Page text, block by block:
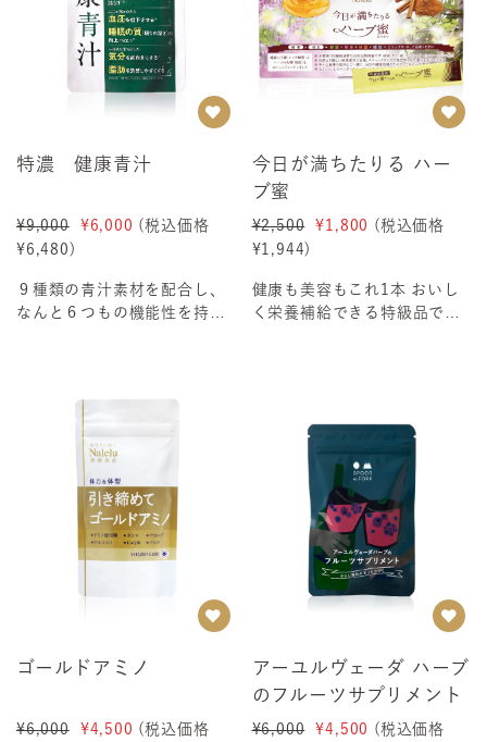
特濃 健康青汁
¥9,000 ¥6,000 (税込価格
¥6,480 )
９種類の青汁素材を配合し、
なんと６つもの機能性を持
今日が満ちたりる ハー
ブ蜜
¥2,500 ¥1,800 (税込価格
¥1,944)
健康も美容もこれ1本 おいし
く栄養補給できる特級品です
ゴールドアミノ
¥6,000 ¥4,500 (税込価格
アーユルヴェーダ ハーブ
のフルーツサプリメント
¥6,000 ¥4,500 (税込価格